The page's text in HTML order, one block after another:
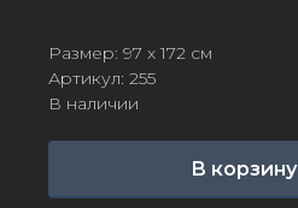
Размер: 97 х 172 см
Артикул: 255
В наличии
В корзину